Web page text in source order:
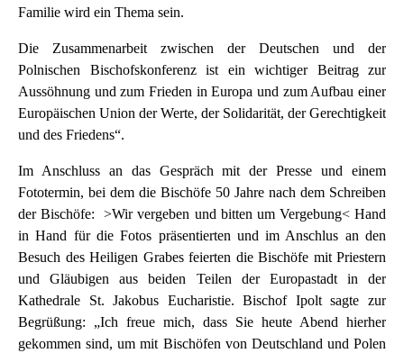
Familie wird ein Thema sein.
Die Zusammenarbeit zwischen der Deutschen und der
Polnischen Bischofskonferenz ist ein wichtiger Beitrag zur
Aussöhnung und zum Frieden in Europa und zum Aufbau einer
Europäischen Union der Werte, der Solidarität, der Gerechtigkeit
und des Friedens“.
Im Anschluss an das Gespräch mit der Presse und einem
Fototermin, bei dem die Bischöfe 50 Jahre nach dem Schreiben
der Bischöfe: >Wir vergeben und bitten um Vergebung< Hand
in Hand für die Fotos präsentierten und im Anschlus an den
Besuch des Heiligen Grabes feierten die Bischöfe mit Priestern
und Gläubigen aus beiden Teilen der Europastadt in der
Kathedrale St. Jakobus Eucharistie. Bischof Ipolt sagte zur
Begrüßung: „Ich freue mich, dass Sie heute Abend hierher
gekommen sind, um mit Bischöfen von Deutschland und Polen